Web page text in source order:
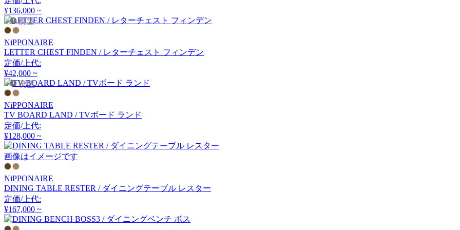
アルナイ
Astep
アステップ
AZUMAYA
アズマヤ
B-LINE
ビーライン
B.C. SAN MICHELE
¥136,000 ~
廃盤
NiPPONAIRE
LETTER CHEST FINDEN / レターチェスト フィンデン
定価/上代:
¥42,000 ~
廃盤
NiPPONAIRE
TV BOARD LAND / TVボード ランド
定価/上代:
¥128,000 ~
画像はイメージです
NiPPONAIRE
DINING TABLE RESTER / ダイニングテーブル レスター
定価/上代:
¥167,000 ~